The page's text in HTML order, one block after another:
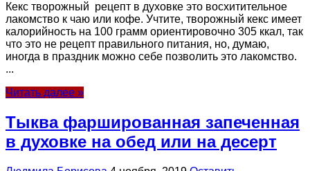
Кекс творожный рецепт в духовке это восхитительное
лакомство к чаю или кофе. Учтите, творожный кекс имеет
калорийность на 100 грамм ориентировочно 305 ккал, так
что это не рецепт правильного питания, но, думаю,
иногда в праздник можно себе позволить это лакомство.
...
Читать далее »
Тыква фаршированная запеченная
в духовке на обед или на десерт